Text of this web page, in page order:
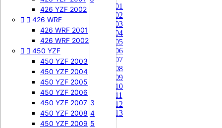
505 SXF
505 SXF 2007
505 SXF 2008
525 SXF
525 SXF 2003
525 SXF 2004
525 SXF 2005
525 SXF 2006
525 EXC-F
525 EXC-F 2003
525 EXC-F 2004
525 EXC-F 2005
426 YZF 2002
  426 WRF
426 WRF 2001
426 WRF 2002
  450 YZF
450 YZF 2003
450 YZF 2004
450 YZF 2005
450 YZF 2006
450 YZF 2007
450 YZF 2008
450 YZF 2009
85 KX 2001
85 KX 2002
85 KX 2003
85 KX 2004
85 KX 2005
85 KX 2006
85 KX 2007
85 KX 2008
85 KX 2009
85 KX 2010
85 KX 2011
85 KX 2012
85 KX 2013
125 KX 